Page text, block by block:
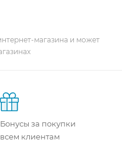
магазина и может
Бонусы за покупки
всем клиентам